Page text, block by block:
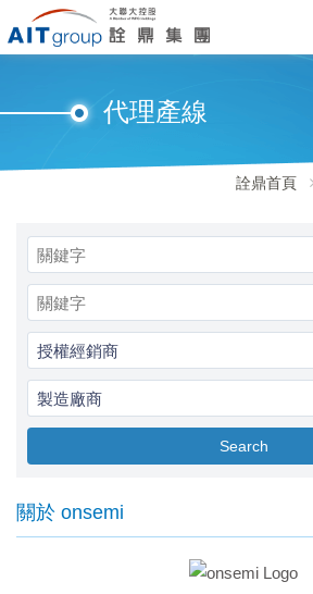
代理產線
詮鼎首頁
授權經銷商
製造廠商
Search
關於 onsemi